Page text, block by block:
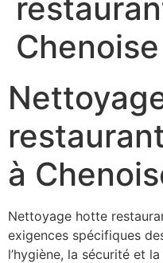
à
Nettoyage hotte
exigences spécifiques
l’hygiène, la sécurité et